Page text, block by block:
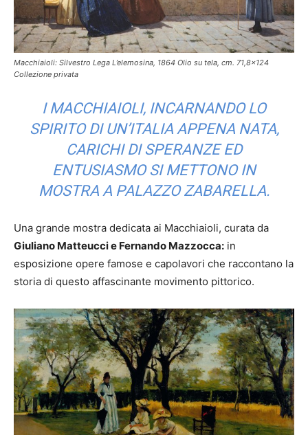
Macchiaioli: Silvestro Lega L’elemosina, 1864 Olio su tela, cm. 71,8x124
Collezione privata
I MACCHIAIOLI, INCARNANDO LO
SPIRITO DI UN’ITALIA APPENA NATA,
CARICHI DI SPERANZE ED
ENTUSIASMO SI METTONO IN
MOSTRA A PALAZZO ZABARELLA.
Una grande mostra dedicata ai Macchiaioli, curata da
Giuliano Matteucci e Fernando Mazzocca: in
esposizione opere famose e capolavori che raccontano la
storia di questo affascinante movimento pittorico.